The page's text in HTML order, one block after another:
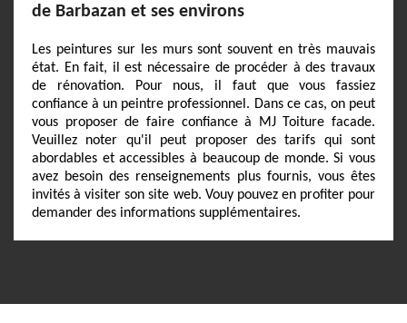
de Barbazan et ses environs
Les peintures sur les murs sont souvent en très mauvais
état. En fait, il est nécessaire de procéder à des travaux
de rénovation. Pour nous, il faut que vous fassiez
confiance à un peintre professionnel. Dans ce cas, on peut
vous proposer de faire confiance à MJ Toiture facade.
Veuillez noter qu'il peut proposer des tarifs qui sont
abordables et accessibles à beaucoup de monde. Si vous
avez besoin des renseignements plus fournis, vous êtes
invités à visiter son site web. Vouy pouvez en profiter pour
demander des informations supplémentaires.